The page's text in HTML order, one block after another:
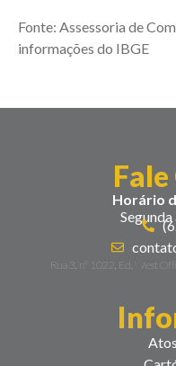
Fonte: Assessoria de
informações do IBGE
Horário
Segunda
Rua 3, nº 1022, Ed. West